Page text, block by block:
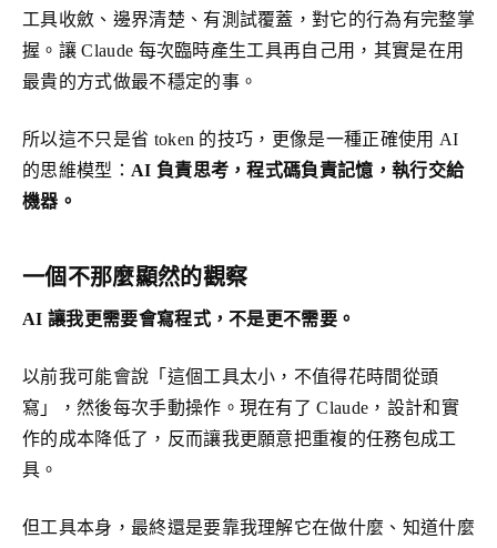
工具收斂、邊界清楚、有測試覆蓋，對它的行為有完整掌
握。讓 Claude 每次臨時產生工具再自己用，其實是在用
最貴的方式做最不穩定的事。
所以這不只是省 token 的技巧，更像是一種正確使用 AI
的思維模型： AI 負責思考，程式碼負責記憶，執行交給
機器。
一個不那麼顯然的觀察
AI 讓我更需要會寫程式，不是更不需要。
以前我可能會說「這個工具太小，不值得花時間從頭
寫」，然後每次手動操作。現在有了 Claude，設計和實
作的成本降低了，反而讓我更願意把重複的任務包成工
具。
但工具本身，最終還是要靠我理解它在做什麼、知道什麼